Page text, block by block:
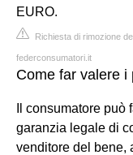
EURO.
Richiesta di rimozione
federconsumatori.it
Come far valere
Il consumatore
garanzia legale di
venditore del bene,